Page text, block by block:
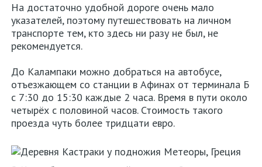
На достаточно удобной дороге очень мало
указателей, поэтому путешествовать на личном
транспорте тем, кто здесь ни разу не был, не
рекомендуется.
До Калампаки можно добраться на автобусе,
отъезжающем со станции в Афинах от терминала Б
с 7:30 до 15:30 каждые 2 часа. Время в пути около
четырёх с половиной часов. Стоимость такого
проезда чуть более тридцати евро.